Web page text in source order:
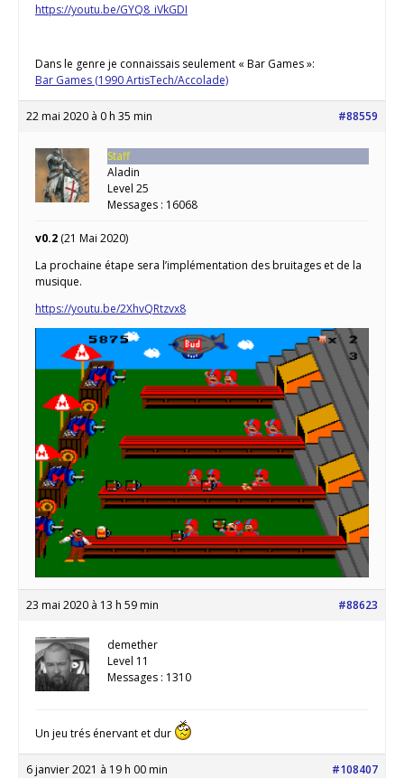
https://youtu.be/GYQ8_iVkGDI
Dans le genre je connaissais seulement « Bar Games »:
Bar Games (1990 ArtisTech/Accolade)
22 mai 2020 à 0 h 35 min #88559
Staff
Aladin
Level 25
Messages : 16068
v0.2 (21 Mai 2020)
La prochaine étape sera l’implémentation des bruitages et de la
musique.
https://youtu.be/2XhvQRtzvx8
23 mai 2020 à 13 h 59 min #88623
demether
Level 11
Messages : 1310
Un jeu trés énervant et dur
6 janvier 2021 à 19 h 00 min #108407